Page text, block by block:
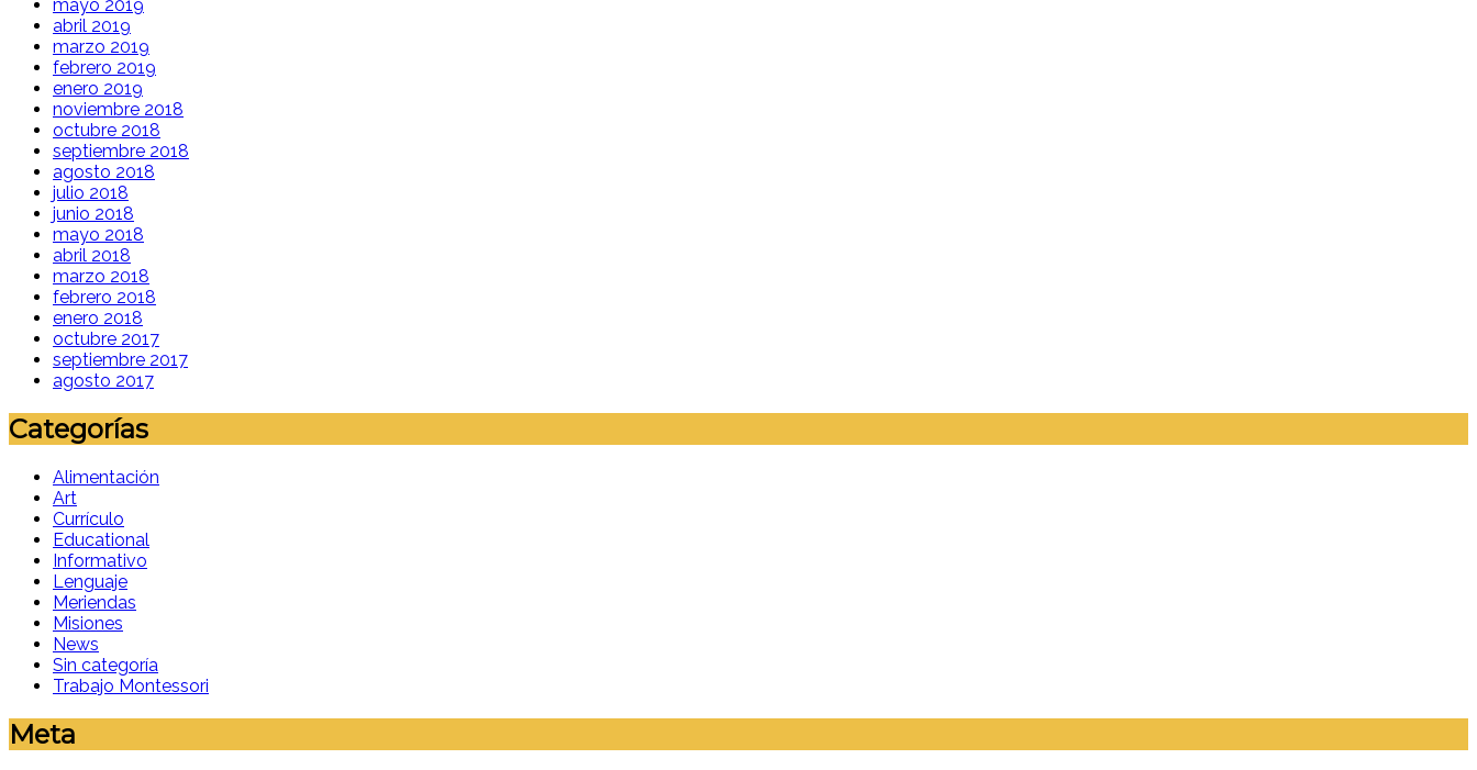
mayo 2019
abril 2019
marzo 2019
febrero 2019
enero 2019
noviembre 2018
octubre 2018
septiembre 2018
agosto 2018
julio 2018
junio 2018
mayo 2018
abril 2018
marzo 2018
febrero 2018
enero 2018
octubre 2017
septiembre 2017
agosto 2017
Categorías
Alimentación
Art
Currículo
Educational
Informativo
Lenguaje
Meriendas
Misiones
News
Sin categoría
Trabajo Montessori
Meta